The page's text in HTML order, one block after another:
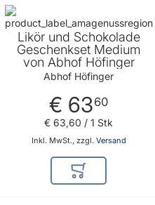
Likör und Schokolade
Geschenkset Medium
von Abhof Höfinger
Abhof Höfinger
€ 6360
Inkl. MwSt., zzgl. Versand
€ 63,60 / 1 Stk
In den Warenkorb